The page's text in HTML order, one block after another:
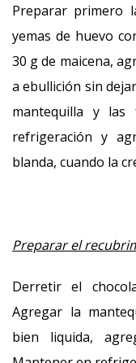
Preparar primero
yemas de huevo
30 g de maicena,
a ebullición sin
mantequilla y las
refrigeración y
blanda, cuando la
Preparar el
Derretir el
Agregar la
bien liquida,